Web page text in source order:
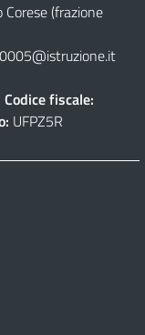
(frazione
Codice fiscale:
UFPZ5R